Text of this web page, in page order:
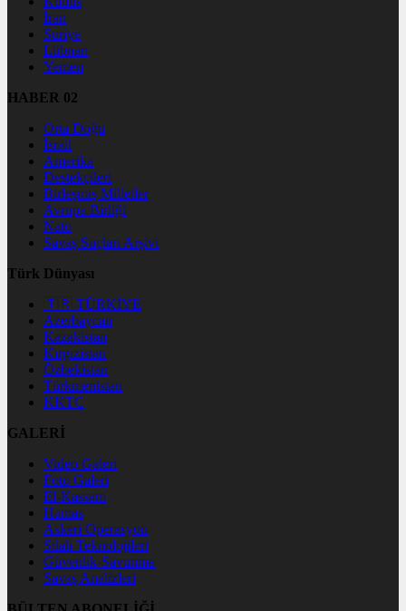
İran
Suriye
Lübnan
Yemen
HABER 02
Orta Doğu
İsrail
Amerika
Destekçileri
Birleşmiş Milletler
Avrupa Birliği
Nato
Savaş Suçları Arşivi
Türk Dünyası
🇹🇷 TÜRKİYE
Azerbaycan
Kazakistan
Kırgızistan
Özbekistan
Türkmenistan
KKTC
GALERİ
Video Galeri
Foto Galeri
El-Kassam
Hamas
Askeri Operasyon
Silah Teknolojileri
Güvenlik-Savunma
Savaş Analizleri